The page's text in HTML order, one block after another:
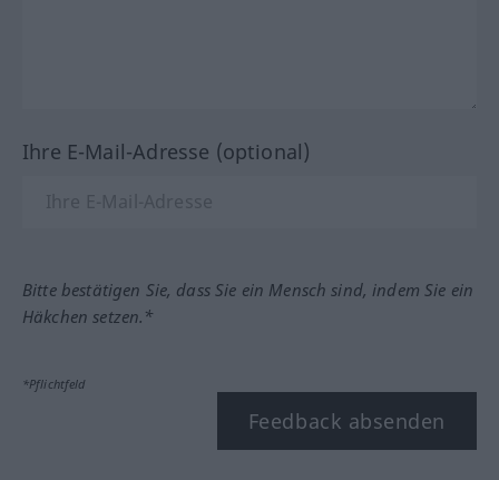
Ihre E-Mail-Adresse (optional)
Bitte bestätigen Sie, dass Sie ein Mensch sind, indem Sie ein
Häkchen setzen.*
*Pflichtfeld
Feedback absenden